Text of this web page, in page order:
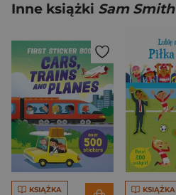
Inne książki Sam Smith
KSIĄŻKA KSIĄŻKA